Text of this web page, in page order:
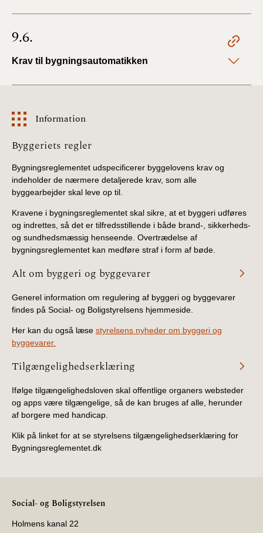
9.6.
Krav til bygningsautomatikken
Information
Information
Byggeriets regler
Bygningsreglementet udspecificerer byggelovens krav og
indeholder de nærmere detaljerede krav, som alle
byggearbejder skal leve op til.
Kravene i bygningsreglementet skal sikre, at et byggeri udføres
og indrettes, så det er tilfredsstillende i både brand-, sikkerheds-
og sundhedsmæssig henseende. Overtrædelse af
bygningsreglementet kan medføre straf i form af bøde.
Alt om byggeri og byggevarer
Generel information om regulering af byggeri og byggevarer
findes på Social- og Boligstyrelsens hjemmeside.
Her kan du også læse styrelsens nyheder om byggeri og
byggevarer.
Tilgængelighedserklæring
Ifølge tilgængelighedsloven skal offentlige organers websteder
og apps være tilgængelige, så de kan bruges af alle, herunder
af borgere med handicap.
Klik på linket for at se styrelsens tilgængelighedserklæring for
Bygningsreglementet.dk
Social- og Boligstyrelsen
Holmens kanal 22